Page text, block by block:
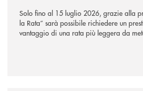
Solo fino al 15 luglio 2026, grazie alla
la Rata” sarà possibile richiedere un
vantaggio di una rata più leggera da